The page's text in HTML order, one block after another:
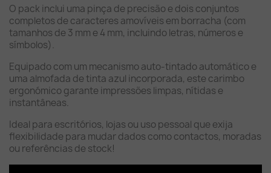
O pack inclui uma pinça de precisão e dois conjuntos
completos de caracteres amovíveis em borracha (com
tamanhos de 3 mm e 4 mm, incluindo letras, números e
símbolos).
Equipado com um mecanismo auto-tintado automático e
uma almofada de tinta azul incorporada, este carimbo
ergonómico garante impressões limpas, nítidas e
instantâneas.
Ideal para escritórios, lojas ou uso pessoal que exija
flexibilidade para mudar dados como contactos, moradas
ou referências de stock!